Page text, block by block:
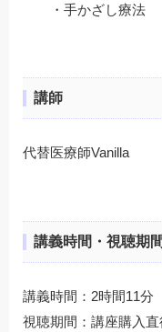
・手かざし療法
講師
代替医療師Vanilla
講義時間・視聴期間
講義時間：2時間11分
視聴期間： 講座購入直